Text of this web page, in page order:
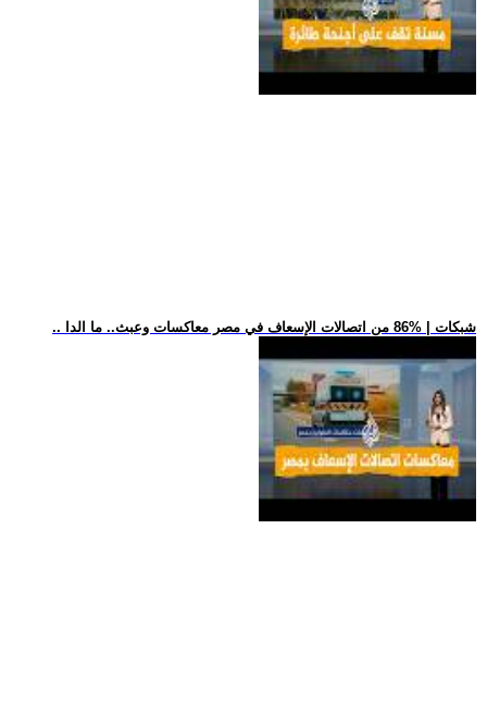
.. شبكات | %86 من اتصالات الإسعاف في مصر معاكسات وعبث.. ما الدا